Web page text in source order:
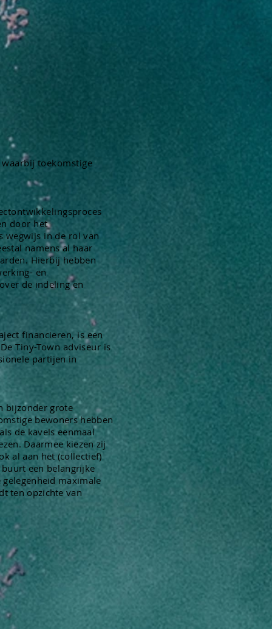
toekomstige
door het
wegwijs in de rol van
namens al haar
Hierbij hebben
en
de indeling en
financieren, is een
Tiny-Town adviseur is
partijen in
bijzonder grote
bewoners hebben
de kavels eenmaal
Daarmee kiezen zij
al aan het (collectief)
een belangrijke
maximale
ten opzichte van